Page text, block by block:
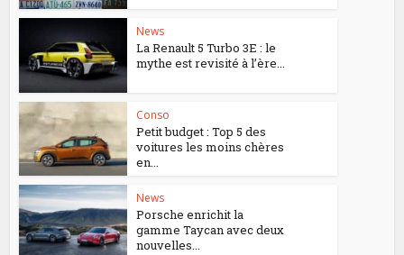
News
La Renault 5 Turbo 3E : le
mythe est revisité à l’ère...
Conso
Petit budget : Top 5 des
voitures les moins chères
en...
News
Porsche enrichit la
gamme Taycan avec deux
nouvelles...